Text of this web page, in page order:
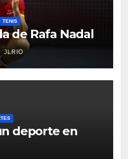
TENIS
de Rafa Nadal
JLRIO
deporte en